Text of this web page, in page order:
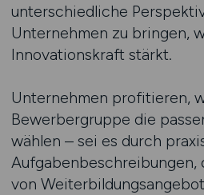
unterschiedliche
Unternehmen zu bringen,
Innovationskraft stärkt.
Unternehmen profitieren,
Bewerbergruppe die
wählen – sei es durch
Aufgabenbeschreibungen,
von